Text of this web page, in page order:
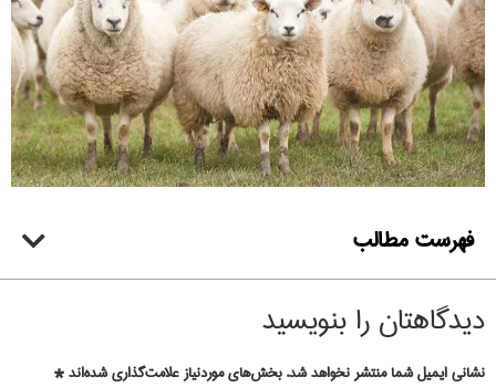
فهرست مطالب
دیدگاهتان را بنویسید
نشانی ایمیل شما منتشر نخواهد شد. بخش‌های موردنیاز علامت‌گذاری شده‌اند*